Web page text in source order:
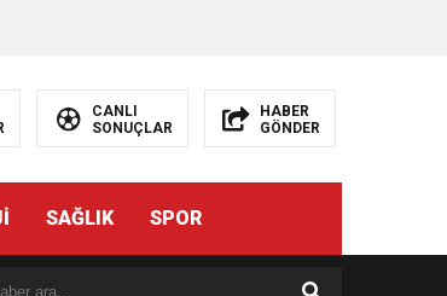
CANLI
SONUÇLAR
HABER
GÖNDER
SAĞLIK SPOR